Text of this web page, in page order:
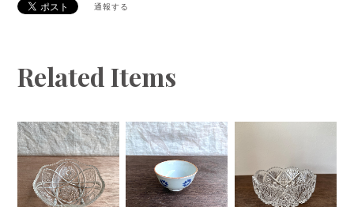
通報する
Related Items